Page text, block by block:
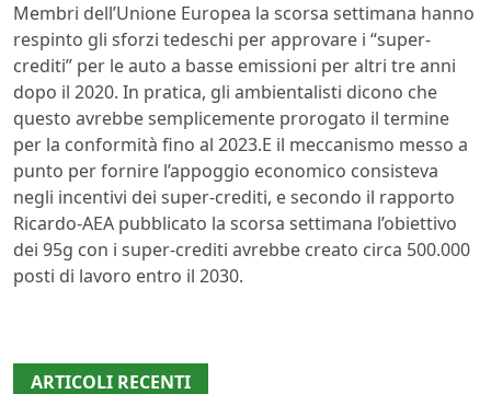
Membri dell’Unione Europea la scorsa settimana hanno
respinto gli sforzi tedeschi per approvare i “super-
crediti” per le auto a basse emissioni per altri tre anni
dopo il 2020. In pratica, gli ambientalisti dicono che
questo avrebbe semplicemente prorogato il termine
per la conformità fino al 2023.E il meccanismo messo a
punto per fornire l’appoggio economico consisteva
negli incentivi dei super-crediti, e secondo il rapporto
Ricardo-AEA pubblicato la scorsa settimana l’obiettivo
dei 95g con i super-crediti avrebbe creato circa 500.000
posti di lavoro entro il 2030.
ARTICOLI RECENTI